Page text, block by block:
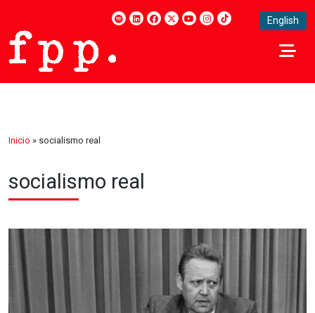
English
Inicio » socialismo real
socialismo real